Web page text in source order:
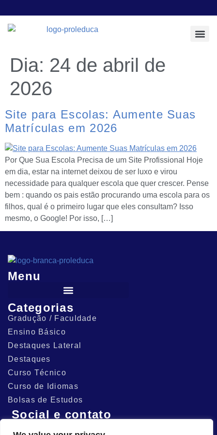
Dia: 24 de abril de
2026
Site para Escolas: Aumente Suas
Matrículas em 2026
Por Que Sua Escola Precisa de um Site Profissional Hoje
em dia, estar na internet deixou de ser luxo e virou
necessidade para qualquer escola que quer crescer. Pense
bem : quando os pais estão procurando uma escola para os
filhos, qual é o primeiro lugar que eles consultam? Isso
mesmo, o Google! Por isso, […]
Menu
Categorias
Gradução / Faculdade
Ensino Básico
Destaques Lateral
Destaques
Curso Técnico
Curso de Idiomas
Bolsas de Estudos
Social e contato